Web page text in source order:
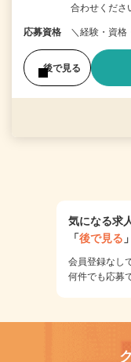
合わせくだ
応募資格 ＼経験・資格
後で見る
気になる求
「後で見る
会員登録なしで
何件でも応募